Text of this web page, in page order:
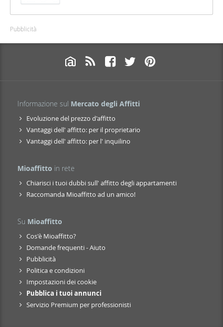
Pubblicità
Informazione sul Mercato degli Affitti
Evoluzione del prezzo d'affitto
Vantaggi dell' affitto: per il proprietario
Vantaggi dell' affitto: per l' inquilino
Mioaffitto in rete
Chiarisci i tuoi dubbi sull' affitto degli appartamenti
Raccomanda Mioaffitto ad un amico!
Su Mioaffitto
Cos'è Mioaffitto?
Domande frequenti - Aiuto
Pubblicità
Politica e condizioni
Impostazioni dei cookie
Pubblica i tuoi annunci
Servizio Premium per professionisti